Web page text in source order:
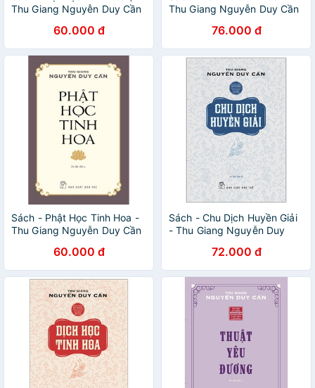
Thu Giang Nguyễn Duy Cần
60.000 đ
Thu Giang Nguyễn Duy Cần
76.000 đ
Sách - Phật Học Tinh Hoa -
Thu Giang Nguyễn Duy Cần
60.000 đ
Sách - Chu Dịch Huyền Giải
- Thu Giang Nguyễn Duy
72.000 đ